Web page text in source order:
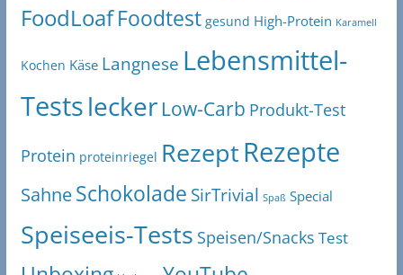
FoodLoaf Foodtest gesund High-Protein Karamell
Kochen Käse Langnese Lebensmittel-
Testslecker Low-Carb Produkt-Test
Protein proteinriegel RezeptRezepte
SahneSchokolade SirTrivial Spaß Special
Speiseeis-Tests Speisen/Snacks Test